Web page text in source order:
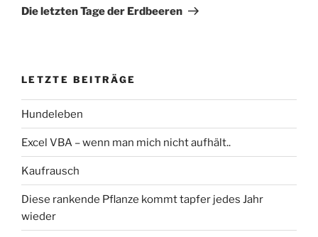
Beitrag
Die letzten Tage der Erdbeeren
LETZTE BEITRÄGE
Hundeleben
Excel VBA – wenn man mich nicht aufhält..
Kaufrausch
Diese rankende Pflanze kommt tapfer jedes Jahr
wieder